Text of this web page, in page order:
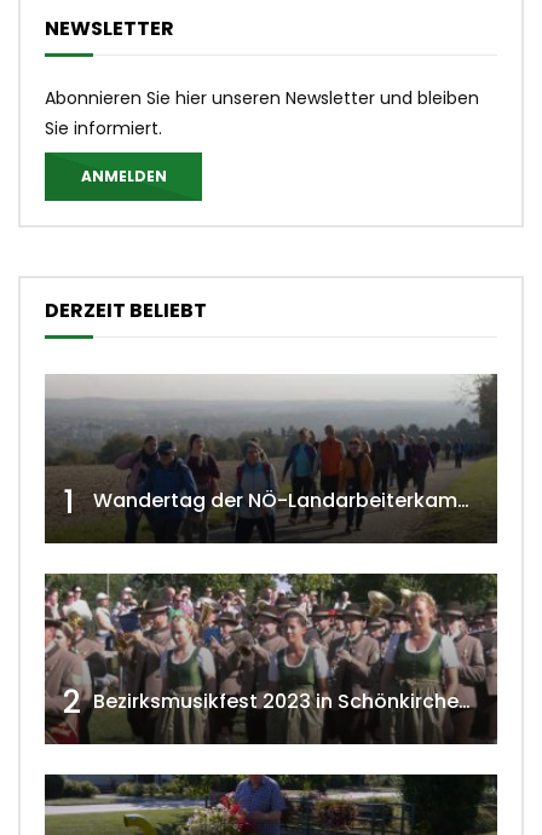
NEWSLETTER
Abonnieren Sie hier unseren Newsletter und bleiben
Sie informiert.
ANMELDEN
DERZEIT BELIEBT
1 Wandertag der NÖ-Landarbeiterkammer in Hollabrunn 2024
2 Bezirksmusikfest 2023 in Schönkirchen-Reyersdorf